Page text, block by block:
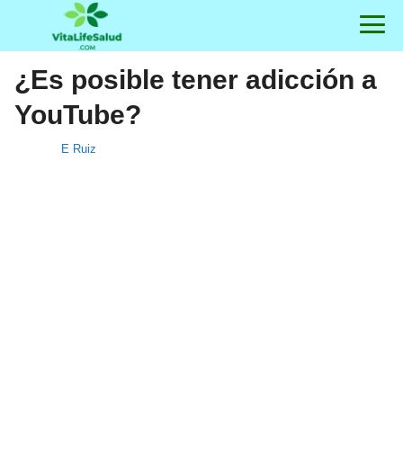
¿Es posible tener adicción a
YouTube?
E Ruiz